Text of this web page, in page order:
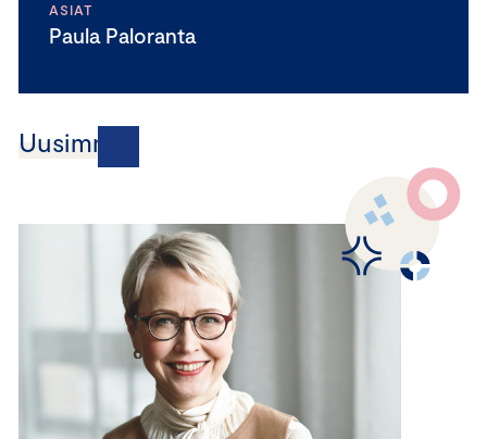
ASIAT
Paula Paloranta
Uusimmat